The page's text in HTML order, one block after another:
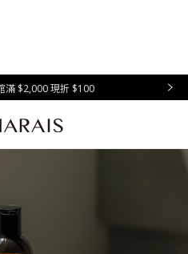
滿 $2,000 現折 $100
Marais